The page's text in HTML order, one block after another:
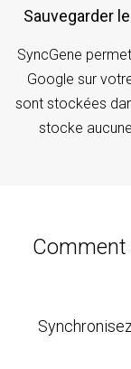
Sauvegarder
SyncGene
Google sur
sont stockées
stocke
Comment